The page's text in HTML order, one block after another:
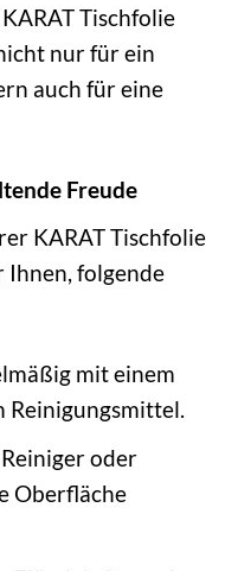
Tischfolie
nur für ein
auch für eine
Freude
KARAT Tischfolie
Ihnen, folgende
mit einem
Reinigungsmittel.
oder
Oberfläche